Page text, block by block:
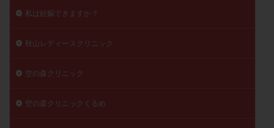
私は妊娠できますか？
秋山レディースクリニック
空の森クリニック
空の森クリニックくるめ